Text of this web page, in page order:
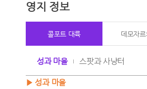
영지 정보
콜포트 대륙 데모자
성과 마을 스팟과 사냥터
▶ 성과 마을